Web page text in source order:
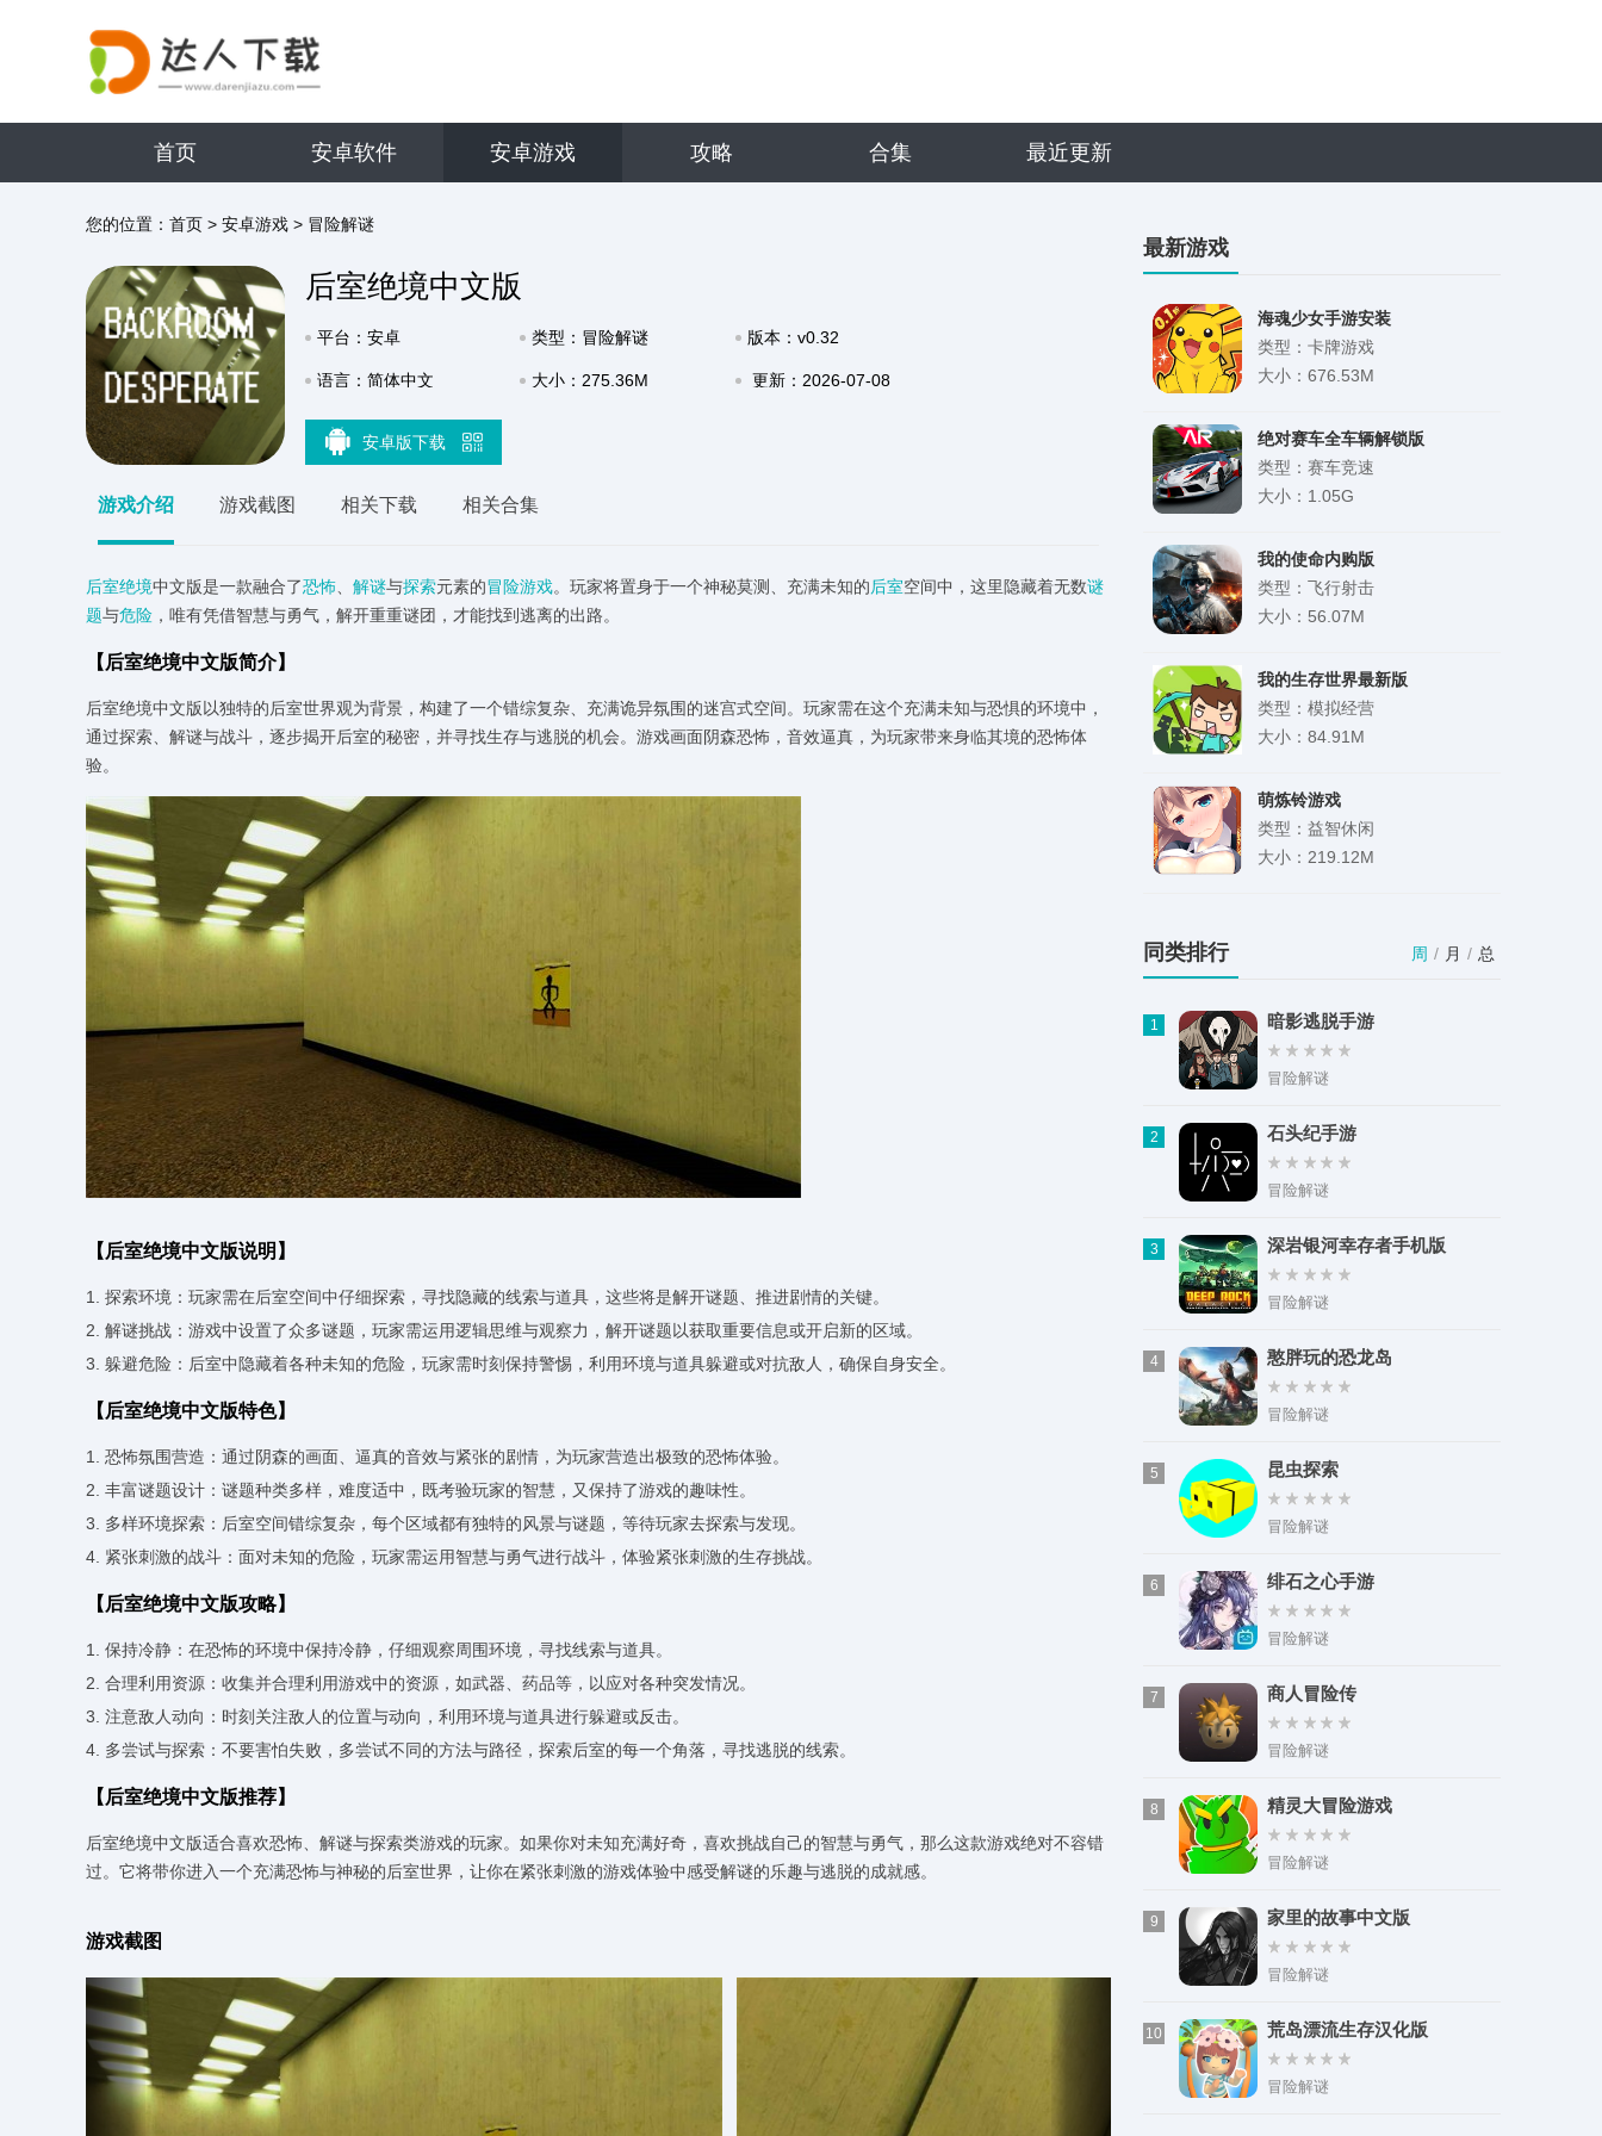
首页 安卓软件 安卓游戏 攻略 合集 最近更新
您的位置： 首页 > 安卓游戏 > 冒险解谜
后室绝境中文版
平台：安卓 类型：冒险解谜 版本：v0.32
语言：简体中文 大小：275.36M 更新：2026-07-08
安卓版下载
游戏介绍 游戏截图 相关下载 相关合集
后室绝境中文版是一款融合了恐怖 解谜与探索元素的冒险游戏。玩家将置身于一个神秘莫测、充满未知的后室空间中，这里隐藏着无数谜
题与危险 ，唯有凭借智慧与勇气，解开重重谜团，才能找到逃离的出路。
【后室绝境中文版简介】
后室绝境中文版以独特的后室世界观为背景，构建了一个错综复杂、充满诡异氛围的迷宫式空间。玩家需在这个充满未知与恐惧的环境中，
通过探索、解谜与战斗，逐步揭开后室的秘密，并寻找生存与逃脱的机会。游戏画面阴森恐怖，音效逼真，为玩家带来身临其境的恐怖体
验。
【后室绝境中文版说明】
1. 探索环境：玩家需在后室空间中仔细探索，寻找隐藏的线索与道具，这些将是解开谜题、推进剧情的关键。
2. 解谜挑战：游戏中设置了众多谜题，玩家需运用逻辑思维与观察力，解开谜题以获取重要信息或开启新的区域。
3. 躲避危险：后室中隐藏着各种未知的危险，玩家需时刻保持警惕，利用环境与道具躲避或对抗敌人，确保自身安全。
【后室绝境中文版特色】
1. 恐怖氛围营造：通过阴森的画面、逼真的音效与紧张的剧情，为玩家营造出极致的恐怖体验。
2. 丰富谜题设计：谜题种类多样，难度适中，既考验玩家的智慧，又保持了游戏的趣味性。
3. 多样环境探索：后室空间错综复杂，每个区域都有独特的风景与谜题，等待玩家去探索与发现。
4. 紧张刺激的战斗：面对未知的危险，玩家需运用智慧与勇气进行战斗，体验紧张刺激的生存挑战。
【后室绝境中文版攻略】
1. 保持冷静：在恐怖的环境中保持冷静，仔细观察周围环境，寻找线索与道具。
2. 合理利用资源：收集并合理利用游戏中的资源，如武器、药品等，以应对各种突发情况。
3. 注意敌人动向：时刻关注敌人的位置与动向，利用环境与道具进行躲避或反击。
4. 多尝试与探索：不要害怕失败，多尝试不同的方法与路径，探索后室的每一个角落，寻找逃脱的线索。
【后室绝境中文版推荐】
后室绝境中文版适合喜欢恐怖、解谜与探索类游戏的玩家。如果你对未知充满好奇，喜欢挑战自己的智慧与勇气，那么这款游戏绝对不容错
过。它将带你进入一个充满恐怖与神秘的后室世界，让你在紧张刺激的游戏体验中感受解谜的乐趣与逃脱的成就感。
游戏截图
最新游戏
海魂少女手游安装
类型：卡牌游戏
大小：676.53M
绝对赛车全车辆解锁版
类型：赛车竞速
大小：1.05G
我的使命内购版
类型：飞行射击
大小：56.07M
我的生存世界最新版
类型：模拟经营
大小：84.91M
萌炼铃游戏
类型：益智休闲
大小：219.12M
webviewTV版官网
类型：视频影视
周 / 月 / 总
同类排行
1 暗影逃脱手游
冒险解谜
2 石头纪手游
冒险解谜
3 深岩银河幸存者手机版
冒险解谜
4 憨胖玩的恐龙岛
冒险解谜
5 昆虫探索
冒险解谜
6 绯石之心手游
冒险解谜
7 商人冒险传
冒险解谜
8 精灵大冒险游戏
冒险解谜
9 家里的故事中文版
冒险解谜
10 荒岛漂流生存汉化版
冒险解谜